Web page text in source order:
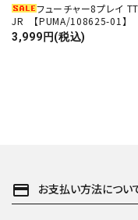
フューチャー8プレイ
JR 【PUMA/108625-01】
3,999円(税込)
payment お支払い方法につい